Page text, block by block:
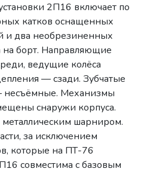
2П16 включает по
катков оснащенных
и два необрезиненных
борт. Направляющие
ведущие колёса
— сзади. Зубчатые
Механизмы
снаружи корпуса.
шарниром.
за исключением
которые на ПТ-76
совместима с базовым